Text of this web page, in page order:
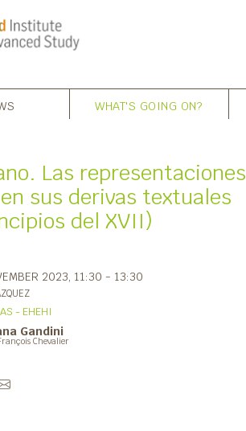
WHAT'S GOING ON?
Las representaciones
sus derivas textuales
del XVII)
2023 , 11:30 - 13:30
- EHEHI
Gandini
Chevalier